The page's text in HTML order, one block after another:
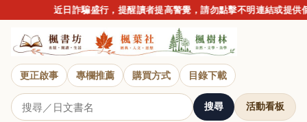
近日詐騙盛行，提醒讀者提高警覺，請勿點擊不明連結或提供個
更正啟事 專欄推薦 購買方式 目錄下載
搜尋 活動看板